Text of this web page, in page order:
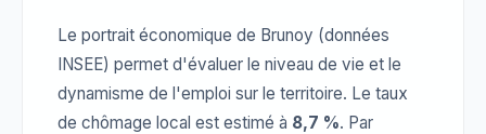
Le portrait économique de Brunoy (données
INSEE) permet d'évaluer le niveau de vie et le
dynamisme de l'emploi sur le territoire. Le taux
de chômage local est estimé à 8,7 %. Par